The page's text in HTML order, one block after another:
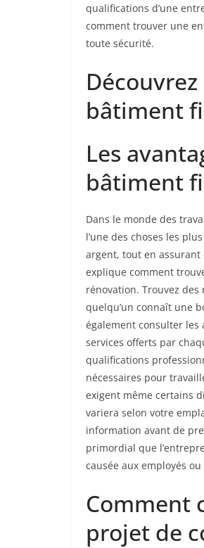
qualifications d’une
comment trouver une
toute sécurité.
bâtiment
Les
bâtiment
Dans le monde des
l’une des choses les
argent, tout en
explique comment
rénovation. Trouvez
quelqu’un connaît une
également consulter les
services offerts par
qualifications
nécessaires pour
exigent même certains
variera selon votre
information avant de
primordial que
causée aux employés
Comment
projet de